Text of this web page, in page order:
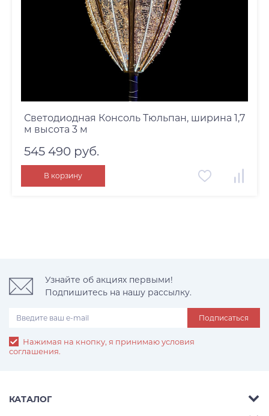
Светодиодная Консоль Тюльпан, ширина 1,7
м высота 3 м
545 490 руб.
В корзину
Узнайте об акциях первыми!
Подпишитесь на нашу рассылку.
Подписаться
Нажимая на кнопку, я принимаю условия
соглашения.
КАТАЛОГ